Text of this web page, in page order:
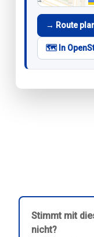
→ Route
🗺️ In
Stimmt mit
nicht?